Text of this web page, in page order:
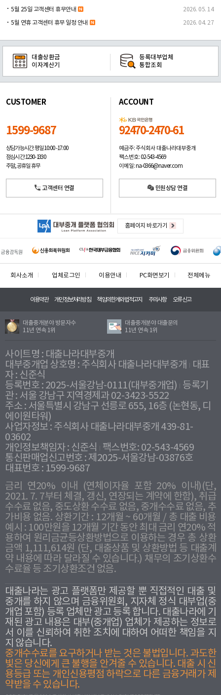
5월 25일 고객센터 휴무안내 2026. 05. 14
5월 연휴 고객센터 휴무 일정 안내 2026. 04. 27
대출상환금
이자계산기
등록대부업체
통합조회
CUSTOMER
1599-9687
상담가능시간: 평일10:00 -17:00
점심시간: 12:30 - 13:30
주말, 공휴일 휴무
고객센터 연결
ACCOUNT
92470-2470-61
예금주: 주식회사 대출나라대부중개
팩스번호: 02-543-4569
이메일: na-0366@naver.com
민원상담 연결
홈페이지 바로가기
회사소개 업체로그인 이용안내 PC화면보기 전체메뉴
이용약관 개인정보처리방침 책임의한계와법적고지 주의사항 오류신고
대출중개분야 방문자수
11년 연속 1위
대출중개분야 대출문의
11년 연속 1위
사이트명 : 대출나라대부중개
대부중개업 상호명 : 주식회사 대출나라대부중개
대표
자 : 신준식
등록번호 : 2025-서울강남-0111(대부중개업) 등록기
관 : 서울 강남구 지역경제과 02-3423-5522
주소 : 서울특별시 강남구 선릉로 655, 16층 (논현동, 디
에이원타워)
사업자정보 : 주식회사 대출나라대부중개 439-81-
03602
개인정보책임자 : 신준식
팩스번호: 02-543-4569
통신판매업신고번호 : 제2025-서울강남-03876호
대표번호 : 1599-9687
금리 연20% 이내 (연체이자율 포함 20% 이내)(단,
2021. 7. 7부터 체결, 갱신, 연장되는 계약에 한함), 취급
수수료 없음, 중도상환 수수료 없음, 중개수수료 없음, 추
가비용 없음. 상환기간 : 12개월 ~ 60개월 / 총 대출 비용
예시 : 100만원을 12개월 기간 동안 최대 금리 연20% 적
용하여 원리금균등상환방법으로 이용하는 경우 총 상환
금액 1,111,614원 (단, 대출상품 및 상환방법 등 대출계
약 내용에 따라 달라질 수 있습니다.) 채무의 조기상환수
수료율 등 조기상환조건 없음.
대출나라는 광고 플랫폼만 제공할 뿐 직접적인 대출 및
중개를 하지 않으며 금융위원회, 지자체 정식 대부업(중
개업 포함) 등록 업체만 광고 등록 합니다. 대출나라에 기
재된 광고 내용은 대부(중개업) 업체가 제공하는 정보로
서 이를 신뢰하여 취한 조치에 대하여 어떠한 책임을 지
지 않습니다.
중개수수료를 요구하거나 받는 것은 불법입니다. 과도한
빛은 당신에게 큰 불행을 안겨줄 수 있습니다. 대출 시 신
용등급 또는 개인신용평점 하락으로 다른 금융거래가 제
약받을 수 있습니다.